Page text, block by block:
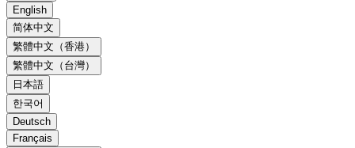
English
简体中文
繁體中文（香港）
繁體中文（台灣）
日本語
한국어
Deutsch
Français